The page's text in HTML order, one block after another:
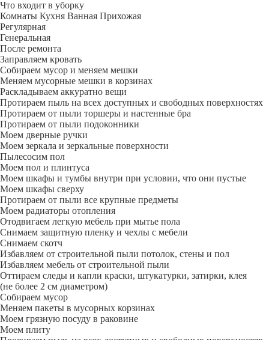
Что входит в уборку
Регу­лярная
Гене­ральная
После ремонта
Заправляем кровать
Собираем мусор и меняем мешки
Меняем мусорные мешки в корзинах
Раскладываем аккуратно вещи
Протираем пыль на всех доступных и свободных поверхностях
Протираем от пыли торшеры и настенные бра
Протираем от пыли подоконники
Моем дверные ручки
Моем зеркала и зеркальные поверхности
Пылесосим пол
Моем пол и плинтуса
Моем шкафы и тумбы внутри при условии, что они пустые
Моем шкафы сверху
Протираем от пыли все крупные предметы
Моем радиаторы отопления
Отодвигаем легкую мебель при мытье пола
Снимаем защитную пленку и чехлы с мебели
Снимаем скотч
Избавляем от строительной пыли потолок, стены и пол
Избавляем мебель от строительной пыли
Оттираем следы и капли краски, штукатурки, затирки, клея
(не более 2 см диаметром)
Собираем мусор
Меняем пакеты в мусорных корзинах
Моем грязную посуду в раковине
Моем плиту